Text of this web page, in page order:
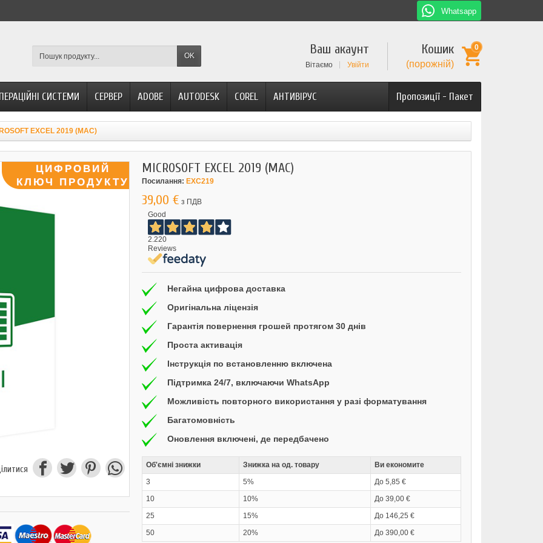
Whatsapp
OK Кошик
(порожній)
0
Ваш акаунт
Вітаємо Увійти
Пропозиції - Пакет
СИСТЕМИ СЕРВЕР ADOBE AUTODESK COREL АНТИВІРУС
EXCEL 2019 (MAC)
MICROSOFT EXCEL 2019 (MAC)
Посилання: EXC219
39,00 € з ПДВ
Good
2.220
Reviews
Негайна цифрова доставка
Оригінальна ліцензія
Гарантія повернення грошей протягом 30 днів
Проста активація
Інструкція по встановленню включена
Підтримка 24/7, включаючи WhatsApp
Можливість повторного використання у разі форматування
Багатомовність
Оновлення включені, де передбачено
Об'ємні знижки Знижка на од. товару
Ви економите
3
5%
До 5,85 €
10
10%
До 39,00 €
25
15%
До 146,25 €
50
20% До 390,00 €